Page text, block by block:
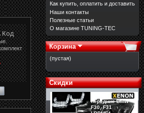
Как купить, оплатить и доставить
Наши контакты
Полезные статьи
О магазине TUNING-TEC
Корзина
(пустая)
Скидки
передние BMW
F30, F31